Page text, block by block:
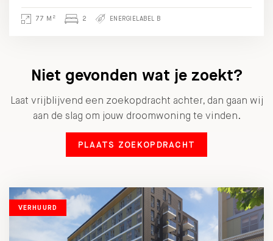
77 M 2 2 ENERGIELABEL B
Niet gevonden wat je zoekt?
Laat vrijblijvend een zoekopdracht achter, dan gaan wij
aan de slag om jouw droomwoning te vinden.
PLAATS ZOEKOPDRACHT
VERHUURD